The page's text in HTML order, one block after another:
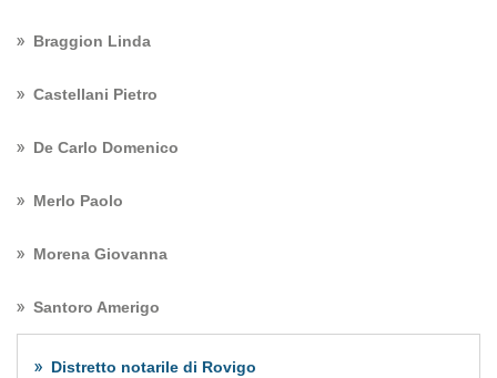
Braggion Linda
Castellani Pietro
De Carlo Domenico
Merlo Paolo
Morena Giovanna
Santoro Amerigo
Distretto notarile di Rovigo